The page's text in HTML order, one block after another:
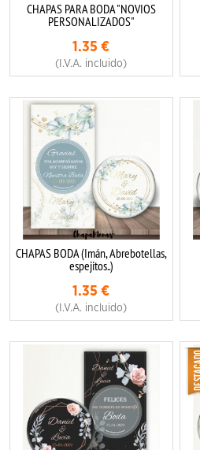
CHAPAS PARA BODA "NOVIOS
PERSONALIZADOS"
1.35 €
(I.V.A. incluido)
CHAPAS BODA (Imán, Abrebotellas,
espejitos..)
1.35 €
(I.V.A. incluido)